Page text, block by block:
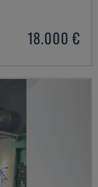
18.000 €